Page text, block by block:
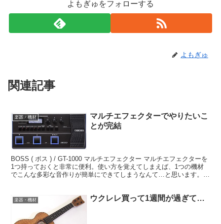
よもぎゅをフォローする
よもぎゅ
関連記事
楽器・機材
マルチエフェクターでやりたいこ
とが完結
BOSS ( ボス ) / GT-1000 マルチエフェクター マルチエフェクターを
1つ持っておくと非常に便利。使い方を覚えてしまえば、1つの機材
でこんな多彩な音作りが簡単にできてしまうなんて…と思います。
楽器・機材 ウクレレ買って1週間が過ぎて…